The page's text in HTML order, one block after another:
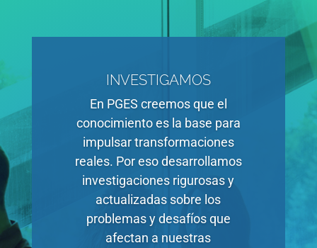
INVESTIGAMOS
En PGES creemos que el
conocimiento es la base para
impulsar transformaciones
reales. Por eso desarrollamos
investigaciones rigurosas y
actualizadas sobre los
problemas y desafíos que
afectan a nuestras